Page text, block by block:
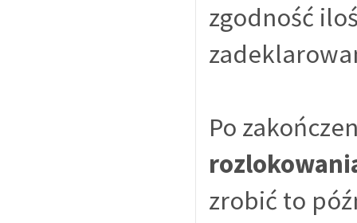
zgodność
Po
zrobić to